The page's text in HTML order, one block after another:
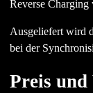
Reverse Charging
Ausgeliefert wird
bei der
Preis